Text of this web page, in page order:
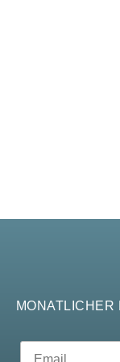
MONATLICHER